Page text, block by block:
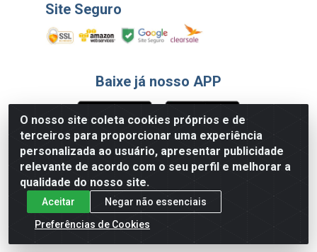
O nosso site coleta cookies próprios e de
terceiros para proporcionar uma experiência
personalizada ao usuário, apresentar publicidade
relevante de acordo com o seu perfil e melhorar a
qualidade do nosso site.
Aceitar
Negar não essenciais
Preferências de Cookies
Site Seguro
Baixe já nosso APP
Formas de Pagamento